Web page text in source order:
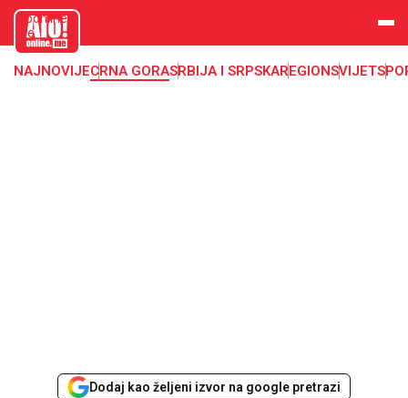
aloonline.
me
NAJNOVIJECRNA GORASRBIJA I SRPSKAREGIONSVIJET
Dodaj kao željeni izvor na google pretrazi